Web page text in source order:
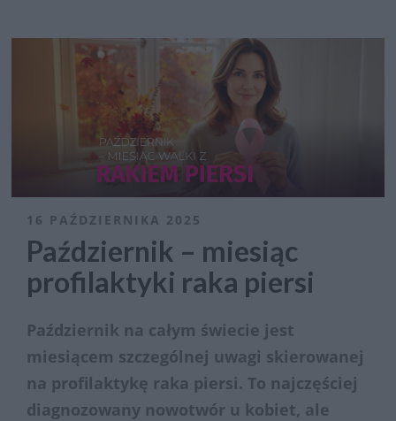
16 PAŹDZIERNIKA 2025
Październik – miesiąc
profilaktyki raka piersi
Październik na całym świecie jest
miesiącem szczególnej uwagi skierowanej
na profilaktykę raka piersi. To najczęściej
diagnozowany nowotwór u kobiet, ale